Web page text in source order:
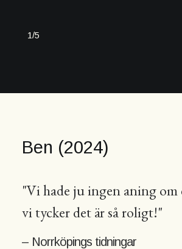
1 5
Ben (2024)
"Vi hade ju ingen aning om
vi tycker det är så roligt!"
– Norrköpings tidningar